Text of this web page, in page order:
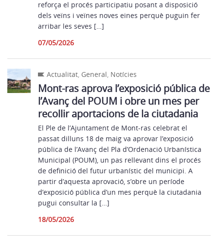
reforça el procés participatiu posant a disposició
dels veïns i veïnes noves eines perquè puguin fer
arribar les seves […]
07/05/2026
Actualitat, General, Notícies
Mont-ras aprova l’exposició pública de
l’Avanç del POUM i obre un mes per
recollir aportacions de la ciutadania
El Ple de l’Ajuntament de Mont-ras celebrat el
passat dilluns 18 de maig va aprovar l’exposició
pública de l’Avanç del Pla d’Ordenació Urbanística
Municipal (POUM), un pas rellevant dins el procés
de definició del futur urbanístic del municipi. A
partir d’aquesta aprovació, s’obre un període
d’exposició pública d’un mes perquè la ciutadania
pugui consultar la […]
18/05/2026